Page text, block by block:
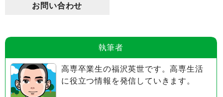
お問い合わせ
執筆者
高専卒業生の福沢英世です。高専生活
に役立つ情報を発信していきます。